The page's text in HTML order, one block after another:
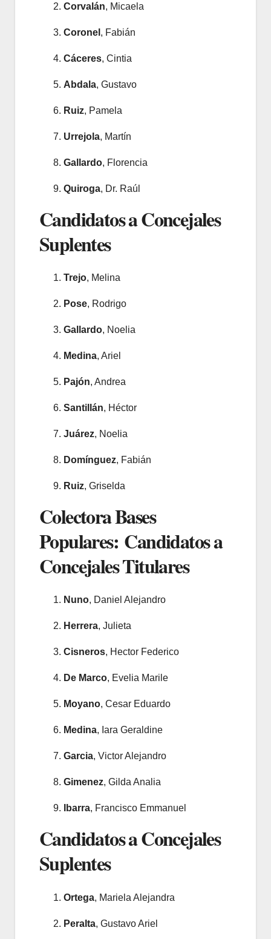
Corvalán, Micaela
Coronel , Fabián
Cáceres, Cintia
Abdala, Gustavo
Ruiz, Pamela
Urrejola, Martín
Gallardo, Florencia
Quiroga, Dr. Raúl
Candidatos a Concejales
Suplentes
Trejo, Melina
Pose, Rodrigo
Gallardo, Noelia
Medina, Ariel
Pajón, Andrea
Santillán, Héctor
Juárez, Noelia
Domínguez, Fabián
Ruiz, Griselda
Colectora Bases
Populares: Candidatos a
Concejales Titulares
Nuno, Daniel Alejandro
Herrera, Julieta
Cisneros, Hector Federico
De Marco, Evelia Marile
Moyano, Cesar Eduardo
Medina, Iara Geraldine
Garcia, Victor Alejandro
Gimenez, Gilda Analia
Ibarra, Francisco Emmanuel
Candidatos a Concejales
Suplentes
Ortega, Mariela Alejandra
Peralta, Gustavo Ariel